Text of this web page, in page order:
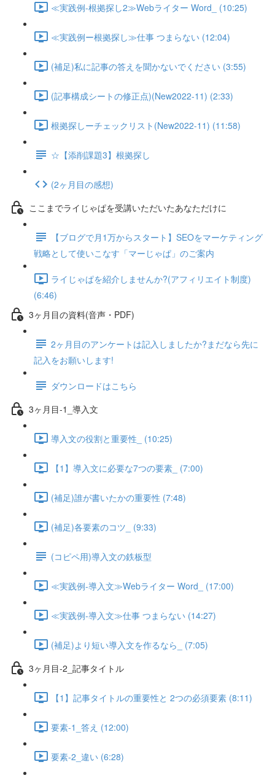
≪実践例-根拠探し2≫Webライター Word_ (10:25)
≪実践例ー根拠探し≫仕事 つまらない (12:04)
(補足)私に記事の答えを聞かないでください (3:55)
(記事構成シートの修正点)(New2022-11) (2:33)
根拠探しーチェックリスト(New2022-11) (11:58)
☆【添削課題3】根拠探し
(2ヶ月目の感想)
ここまでライじゃぱを受講いただいたあなただけに
【ブログで月1万からスタート】SEOをマーケティング
戦略として使いこなす「マーじゃぱ」のご案内
ライじゃぱを紹介しませんか?(アフィリエイト制度)
(6:46)
3ヶ月目の資料(音声・PDF)
2ヶ月目のアンケートは記入しましたか?まだなら先に
記入をお願いします!
ダウンロードはこちら
3ヶ月目-1_導入文
導入文の役割と重要性_ (10:25)
【1】導入文に必要な7つの要素_ (7:00)
(補足)誰が書いたかの重要性 (7:48)
(補足)各要素のコツ_ (9:33)
(コピペ用)導入文の鉄板型
≪実践例-導入文≫Webライター Word_ (17:00)
≪実践例-導入文≫仕事 つまらない (14:27)
(補足)より短い導入文を作るなら_ (7:05)
3ヶ月目-2_記事タイトル
【1】記事タイトルの重要性と 2つの必須要素 (8:11)
要素-1_答え (12:00)
要素-2_違い (6:28)